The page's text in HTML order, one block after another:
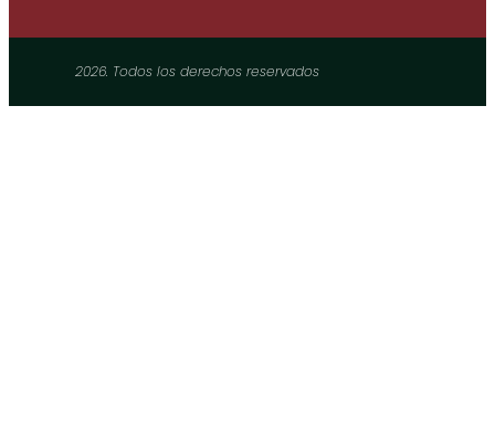
2026. Todos los derechos reservados​